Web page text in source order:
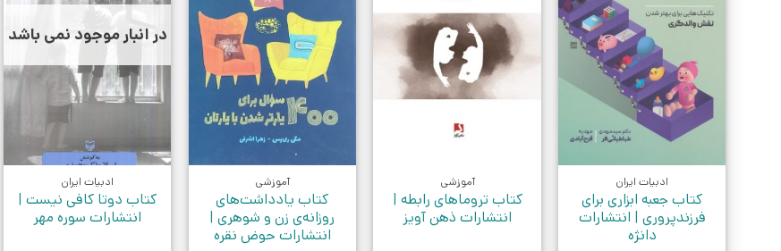
ادبیات ایران
کتاب جعبه ابزاری برای
فرزندپروری | انتشارات
دانژه
آموزشی
کتاب تروماهای رابطه |
انتشارات ذهن آویز
آموزشی
کتاب یادداشت‌های
روزانه‌ی زن و شوهری |
انتشارات حوض نقره
در انبار موجود نمی باشد
ادبیات ایران
کتاب دوتا کافی نیست |
انتشارات سوره مهر